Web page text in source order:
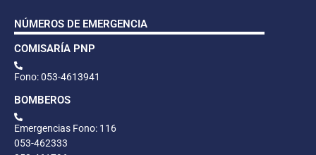
NÚMEROS DE EMERGENCIA
COMISARÍA PNP
Fono: 053-4613941
BOMBEROS
Emergencias Fono: 116
053-462333